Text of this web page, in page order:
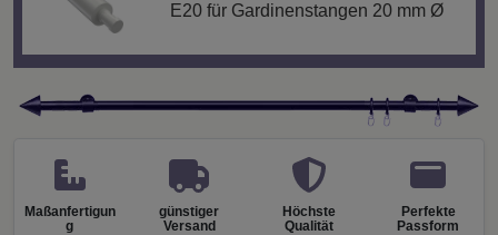
E20 für Gardinenstangen 20 mm Ø
Maßanfertigun
g
günstiger
Versand
Höchste
Qualität
Perfekte
Passform